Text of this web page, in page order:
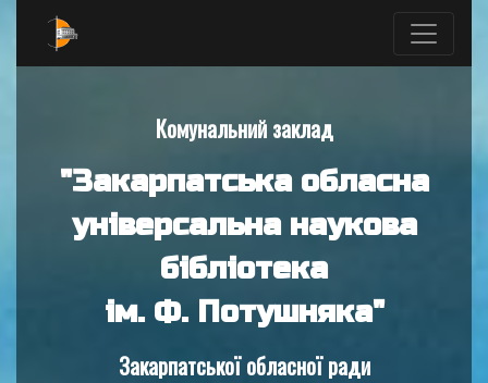
Комунальний заклад
"Закарпатська обласна
універсальна наукова
бібліотека
ім. Ф. Потушняка"
Закарпатської обласної ради